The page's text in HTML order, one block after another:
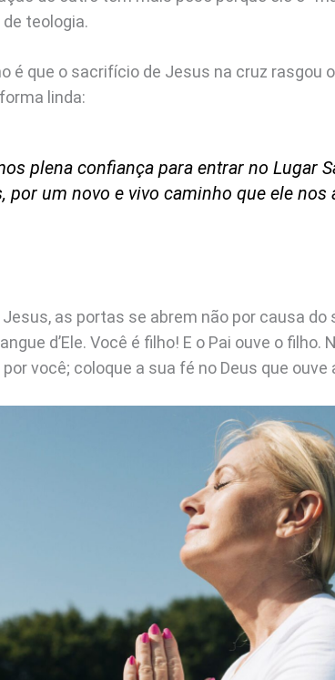
teologia.
é que o sacrifício de Jesus na cruz rasgou
linda:
plena confiança para entrar no Lugar
por um novo e vivo caminho que ele nos
as portas se abrem não por causa do
d’Ele. Você é filho! E o Pai ouve o filho.
você; coloque a sua fé no Deus que ouve